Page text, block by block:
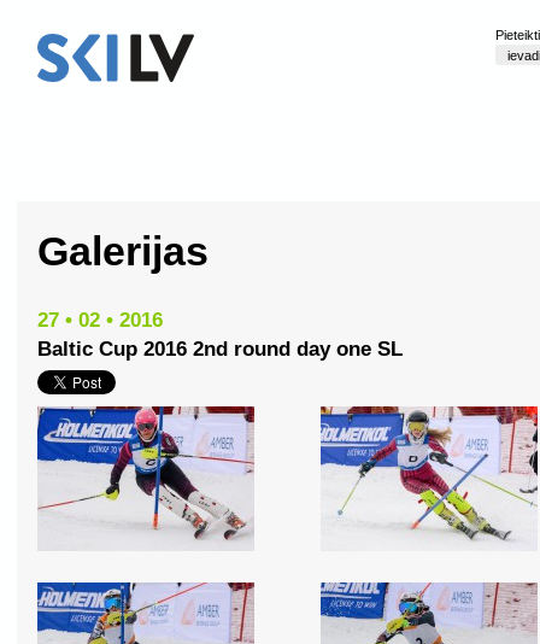
Galerijas
27 • 02 • 2016
Baltic Cup 2016 2nd round day one SL